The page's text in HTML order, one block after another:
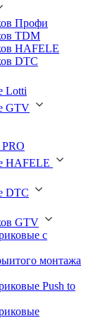
Профи
TDM
HAFELE
DTC
Lotti
GTV
HAFELE
DTC
GTV
с
монтажа
Push to